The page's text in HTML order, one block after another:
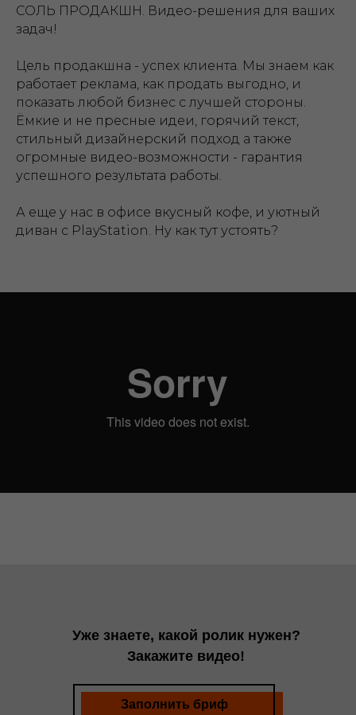
СОЛЬ ПРОДАКШН. Видео-решения для ваших
задач!
Цель продакшна - успех клиента. Мы знаем как
работает реклама, как продать выгодно, и
показать любой бизнес с лучшей стороны.
Ёмкие и не пресные идеи, горячий текст,
стильный дизайнерский подход а также
огромные видео-возможности - гарантия
успешного результата работы.
А еще у нас в офисе вкусный кофе, и уютный
диван с PlayStation. Ну как тут устоять?
Заполнить бриф
Уже знаете, какой ролик нужен?
Закажите видео!